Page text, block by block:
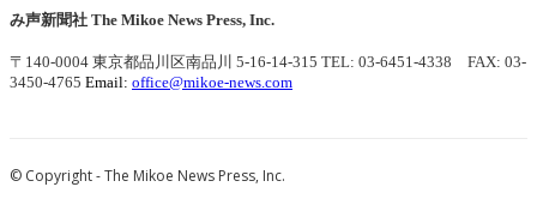
み声新聞社 The Mikoe News Press, Inc.
〒140-0004 東京都品川区南品川 5-16-14-315 TEL: 03-6451-4338 FAX: 03-
3450-4765 Email: office@mikoe-news.com
© Copyright - The Mikoe News Press, Inc.